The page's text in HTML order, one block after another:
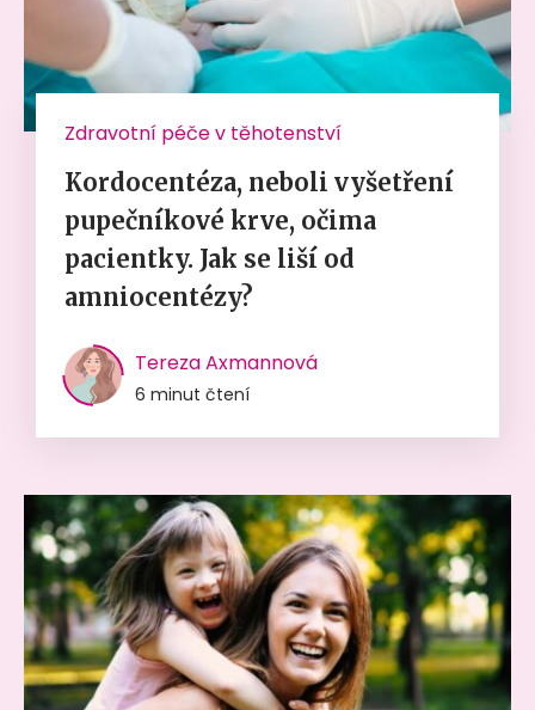
Zdravotní péče v těhotenství
Kordocentéza, neboli vyšetření
pupečníkové krve, očima
pacientky. Jak se liší od
amniocentézy?
Tereza Axmannová
6 minut čtení